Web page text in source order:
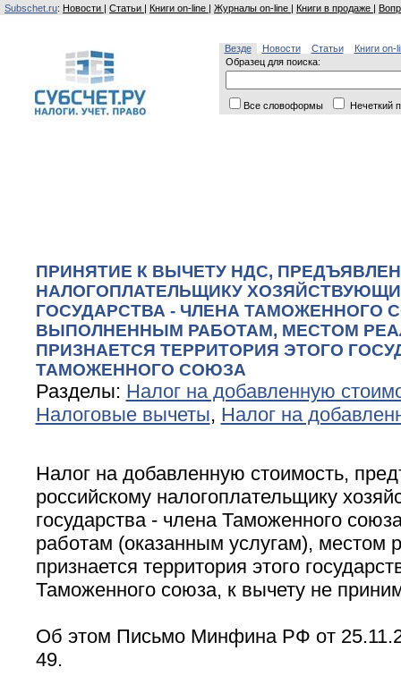
Subschet.ru: Новости | Статьи | Книги on-line | Журналы on-line | Книги в продаже |
Везде Новости Статьи
Книги on-
Образец для поиска:
Все словоформы Нечеткий
ПРИНЯТИЕ К ВЫЧЕТУ НДС,
НАЛОГОПЛАТЕЛЬЩИКУ
ГОСУДАРСТВА - ЧЛЕНА ТАМОЖЕННОГО
ВЫПОЛНЕННЫМ РАБОТАМ, МЕСТОМ
ПРИЗНАЕТСЯ ТЕРРИТОРИЯ ЭТОГО
ТАМОЖЕННОГО СОЮЗА
Разделы: Налог на добавленную
Налоговые вычеты, Налог на
Налог на добавленную стоимость,
российскому налогоплательщику
государства - члена Таможенного
работам (оказанным услугам), местом
признается территория этого
Таможенного союза, к вычету не
Об этом Письмо Минфина РФ от
49.